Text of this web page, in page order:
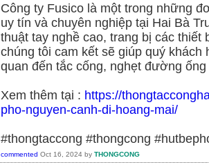
Công ty Fusico là một trong những
uy tín và chuyên nghiệp tại Hai Bà
thuật tay nghề cao, trang bị các thiết
chúng tôi cam kết sẽ giúp quý
quan đến tắc cống, nghẹt đường
Xem thêm tại : https://
pho-nguyen-canh-di-hoang-mai/
#thongtaccong #thongcong
commented Oct 16, 2024 by THONGCONG